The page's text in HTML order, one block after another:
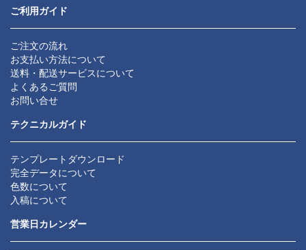
ご利用ガイド
ご注文の流れ
お支払い方法について
送料・配送サービスについて
よくあるご質問
お問い合せ
テクニカルガイド
テンプレートダウンロード
完全データについて
色数について
入稿について
営業日カレンダー